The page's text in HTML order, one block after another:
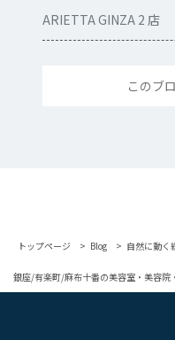
ARIETTA GINZA 2 店
トップページ Blog 自然に動く
銀座/有楽町/麻布十番の美容室・美容